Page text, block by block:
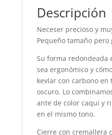
Descripción
Neceser precioso y
Pequeño tamaño pero
Su forma redondeada
sea ergonómico y
kevlar con carbono en
oscuro. Lo
ante de color caqui y
en el mismo tono.
Cierre con cremallera